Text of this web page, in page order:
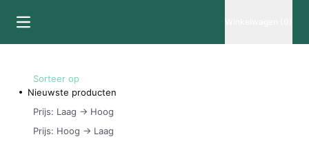
Sorteer op
Nieuwste producten
Prijs: Laag -> Hoog
Prijs: Hoog -> Laag